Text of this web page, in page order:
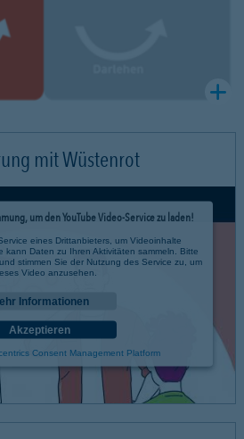
mit Wüstenrot
um den YouTube Video-Service zu laden!
eines Drittanbieters, um Videoinhalte
kann Daten zu Ihren Aktivitäten sammeln. Bitte
stimmen Sie der Nutzung des Service zu, um
Video anzusehen.
Informationen
Akzeptieren
Consent Management Platform